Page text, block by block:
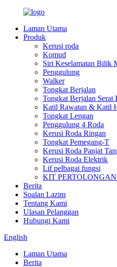
Laman Utama
Produk
Kerusi roda
Komud
Siri Keselamatan Bilik
Penggulung
Walker
Tongkat Berjalan
Tongkat Berjalan Serat
Katil Rawatan & Katil
Tongkat Lengan
Penggulung 4 Roda
Kerusi Roda Ringan
Tongkat Pemegang-T
Kerusi Roda Panjat
Kerusi Roda Elektrik
Lif pelbagai fungsi
KIT
Berita
Soalan Lazim
Tentang Kami
Ulasan Pelanggan
Hubungi Kami
English
Laman Utama
Berita